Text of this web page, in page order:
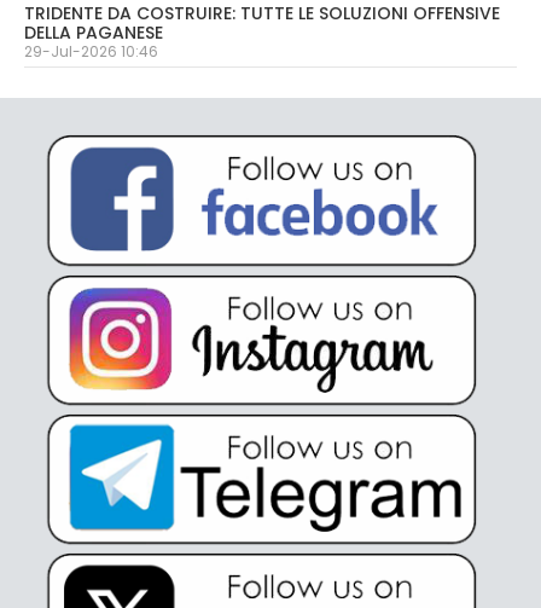
TRIDENTE DA COSTRUIRE: TUTTE LE SOLUZIONI OFFENSIVE
DELLA PAGANESE
29-Jul-2026 10:46